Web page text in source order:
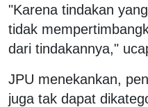
"Karena tindakan
tidak
dari tindakannya,"
JPU menekankan,
juga tak dapat